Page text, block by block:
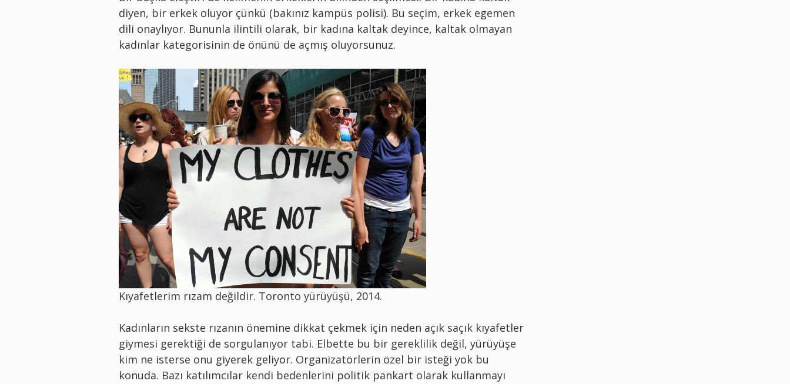
diyen, bir erkek oluyor çünkü (bakınız kampüs polisi). Bu seçim, erkek egemen
dili onaylıyor. Bununla ilintili olarak, bir kadına kaltak deyince, kaltak olmayan
kadınlar kategorisinin de önünü de açmış oluyorsunuz.
Kıyafetlerim rızam değildir. Toronto yürüyüşü, 2014.
Kadınların sekste rızanın önemine dikkat çekmek için neden açık saçık kıyafetler
giymesi gerektiği de sorgulanıyor tabi. Elbette bu bir gereklilik değil, yürüyüşe
kim ne isterse onu giyerek geliyor. Organizatörlerin özel bir isteği yok bu
konuda. Bazı katılımcılar kendi bedenlerini politik pankart olarak kullanmayı